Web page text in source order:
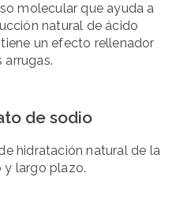
molecular que ayuda a
natural de ácido
un efecto rellenador
arrugas.
de sodio
hidratación natural de la
y largo plazo.